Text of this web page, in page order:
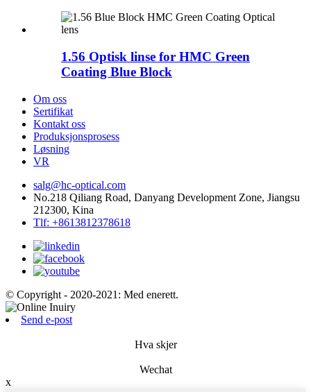
1.56 Optisk linse for HMC Green
Coating Blue Block
Om oss
Sertifikat
Kontakt oss
Produksjonsprosess
Løsning
VR
salg@hc-optical.com
No.218 Qiliang Road, Danyang Development Zone, Jiangsu
212300, Kina
Tlf: +8613812378618
© Copyright - 2020-2021: Med enerett.
Send e-post
Hva skjer
Wechat
x